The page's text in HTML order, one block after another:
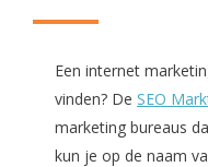
Een internet
vinden? De SEO
marketing bureaus
kun je op de naam